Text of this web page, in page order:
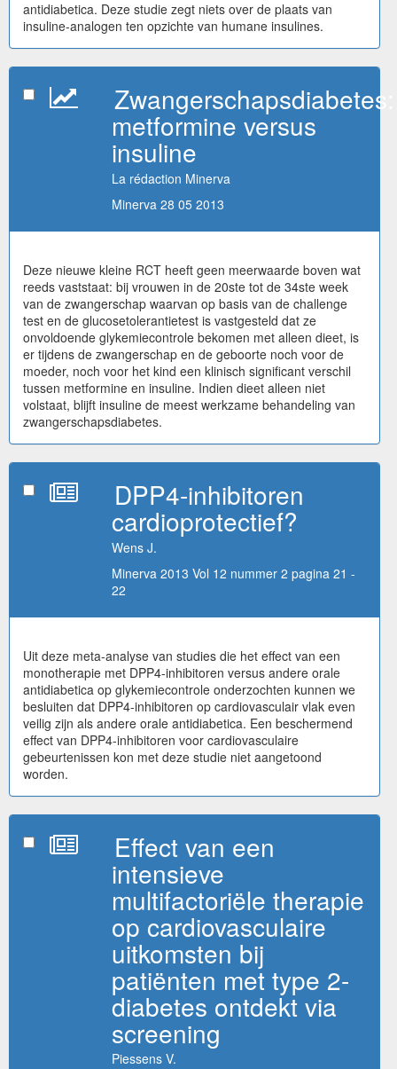
antidiabetica. Deze studie zegt niets over de plaats van
insuline-analogen ten opzichte van humane insulines.
Zwangerschapsdiabetes:
metformine versus
insuline
La rédaction Minerva
Minerva 28 05 2013
Deze nieuwe kleine RCT heeft geen meerwaarde boven wat
reeds vaststaat: bij vrouwen in de 20ste tot de 34ste week
van de zwangerschap waarvan op basis van de challenge
test en de glucosetolerantietest is vastgesteld dat ze
onvoldoende glykemiecontrole bekomen met alleen dieet, is
er tijdens de zwangerschap en de geboorte noch voor de
moeder, noch voor het kind een klinisch significant verschil
tussen metformine en insuline. Indien dieet alleen niet
volstaat, blijft insuline de meest werkzame behandeling van
zwangerschapsdiabetes.
DPP4-inhibitoren
cardioprotectief?
Wens J.
Minerva 2013 Vol 12 nummer 2 pagina 21 -
22
Uit deze meta-analyse van studies die het effect van een
monotherapie met DPP4-inhibitoren versus andere orale
antidiabetica op glykemiecontrole onderzochten kunnen we
besluiten dat DPP4-inhibitoren op cardiovasculair vlak even
veilig zijn als andere orale antidiabetica. Een beschermend
effect van DPP4-inhibitoren voor cardiovasculaire
gebeurtenissen kon met deze studie niet aangetoond
worden.
Effect van een
intensieve
multifactoriële therapie
op cardiovasculaire
uitkomsten bij
patiënten met type 2-
diabetes ontdekt via
screening
Piessens V.